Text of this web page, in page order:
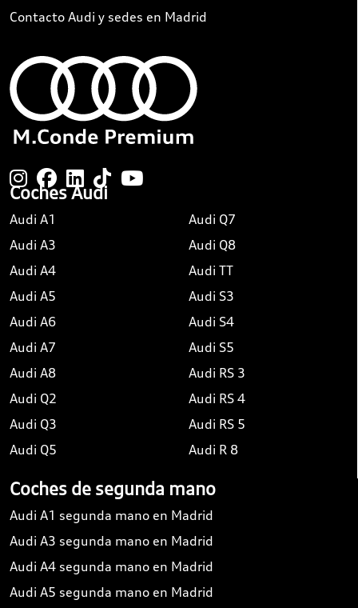
Contacto Audi y sedes en Madrid
Coches Audi
Audi A1
Audi A3
Audi A4
Audi A5
Audi A6
Audi A7
Audi A8
Audi Q2
Audi Q3
Audi Q5
Audi Q7
Audi Q8
Audi TT
Audi S3
Audi S4
Audi S5
Audi RS 3
Audi RS 4
Audi RS 5
Audi R 8
Coches de segunda mano
Audi A1 segunda mano en Madrid
Audi A3 segunda mano en Madrid
Audi A4 segunda mano en Madrid
Audi A5 segunda mano en Madrid